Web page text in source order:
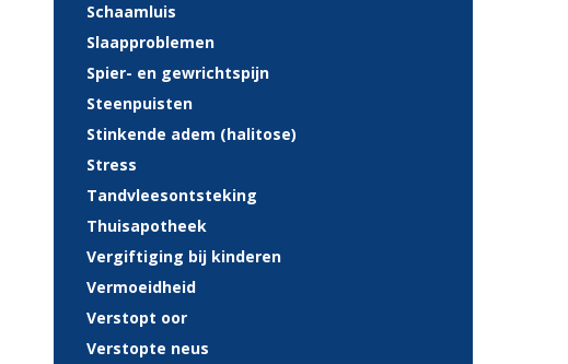
Schaamluis
Slaapproblemen
Spier- en gewrichtspijn
Steenpuisten
Stinkende adem (halitose)
Stress
Tandvleesontsteking
Thuisapotheek
Vergiftiging bij kinderen
Vermoeidheid
Verstopt oor
Verstopte neus